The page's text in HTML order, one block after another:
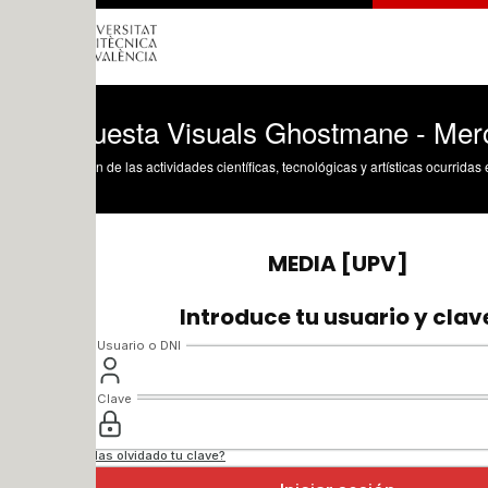
Visuals Ghostmane -
de las actividades científicas, tecnológicas y artísticas ocurridas en los tres